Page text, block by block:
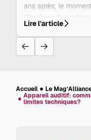
ans après, le
d'explorer des
gammes
comme
Bluetooth, offrent
Lire l’article
Renouveler
appareils
auditifs
en
2026,
Accueil Le
Appareil auditif:
limites techniques?